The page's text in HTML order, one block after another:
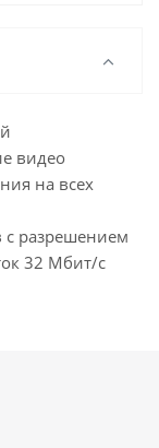
видео
на всех
с разрешением
32 Мбит/с